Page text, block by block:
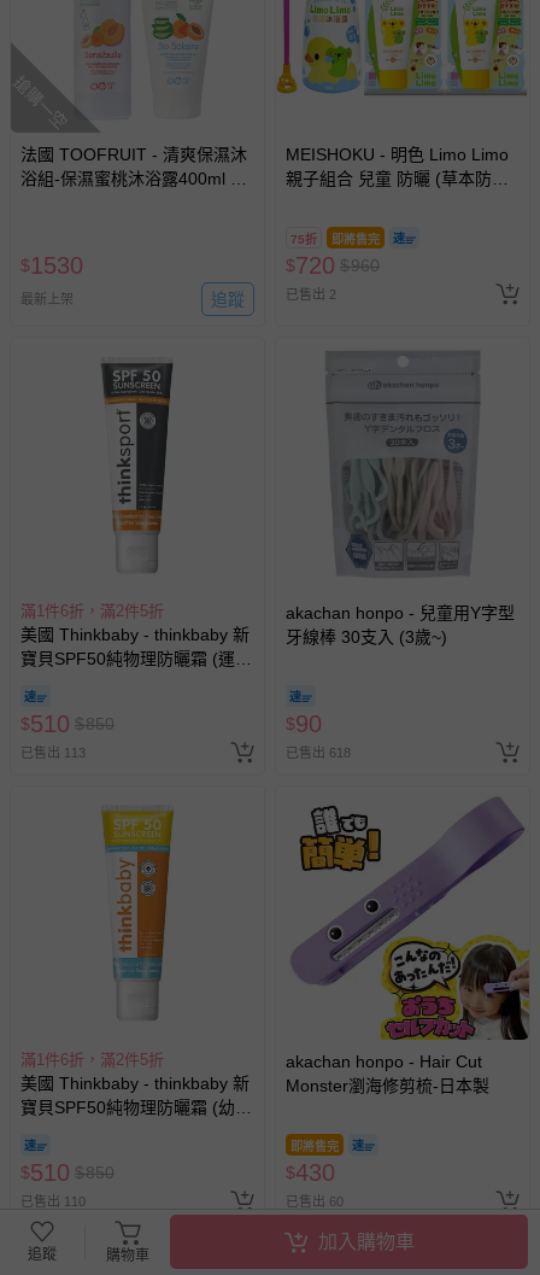
搶購一空
法國 TOOFRUIT - 清爽保濕沐
浴組-保濕蜜桃沐浴露400ml +
$1530
最新上架 追蹤
MEISHOKU - 明色 Limo Limo
親子組合 兒童 防曬 (草本防曬
*1)-50G*2+300ML
75折 即將售完
$720 $960
已售出 2
滿1件6折，滿2件5折
美國 Thinkbaby - thinkbaby 新
寶貝SPF50純物理防曬霜 (運動
用) (效期至2026-11-30)-89ML
$510 $850
已售出 113
akachan honpo - 兒童用Y字型
牙線棒 30支入 (3歲~)
$90
已售出 618
滿1件6折，滿2件5折
美國 Thinkbaby - thinkbaby 新
寶貝SPF50純物理防曬霜 (幼兒
2026-11-30)-89ML
$510 $850
已售出 110
akachan honpo - Hair Cut
Monster瀏海修剪梳-日本製
即將售完
$430
已售出 60
追蹤 購物車
加入購物車